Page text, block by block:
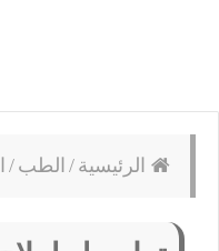
الرئيسية / الطب /